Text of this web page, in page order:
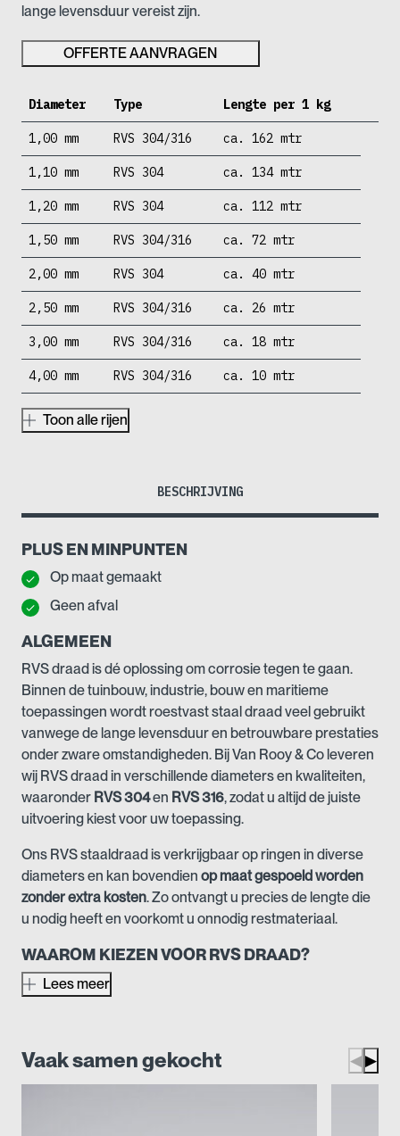
lange levensduur vereist zijn.
OFFERTE AANVRAGEN
Diameter Type Lengte per 1 kg
1,00 mm RVS 304/316 ca. 162 mtr
1,10 mm RVS 304 ca. 134 mtr
1,20 mm RVS 304 ca. 112 mtr
1,50 mm RVS 304/316 ca. 72 mtr
2,00 mm RVS 304 ca. 40 mtr
2,50 mm RVS 304/316 ca. 26 mtr
3,00 mm RVS 304/316 ca. 18 mtr
4,00 mm RVS 304/316 ca. 10 mtr
Toon alle rijen
BESCHRIJVING
PLUS EN MINPUNTEN
Op maat gemaakt
Geen afval
ALGEMEEN
RVS draad is dé oplossing om corrosie tegen te gaan.
Binnen de tuinbouw, industrie, bouw en maritieme
toepassingen wordt roestvast staal draad veel gebruikt
vanwege de lange levensduur en betrouwbare prestaties
onder zware omstandigheden. Bij Van Rooy & Co leveren
wij RVS draad in verschillende diameters en kwaliteiten,
waaronder RVS 304en RVS 316, zodat u altijd de juiste
uitvoering kiest voor uw toepassing.
Ons RVS staaldraad is verkrijgbaar op ringen in diverse
diameters en kan bovendien op maat gespoeld worden
zonder extra kosten. Zo ontvangt u precies de lengte die
u nodig heeft en voorkomt u onnodig restmateriaal.
WAAROM KIEZEN VOOR RVS DRAAD?
RVS draad biedt belangrijke voordelen ten opzichte van
extreme weersinvloeden, waardoor het ideaal is voor
zowel binnen- als buitentoepassingen.
Lees meer
Vaak samen gekocht ◀ ▶